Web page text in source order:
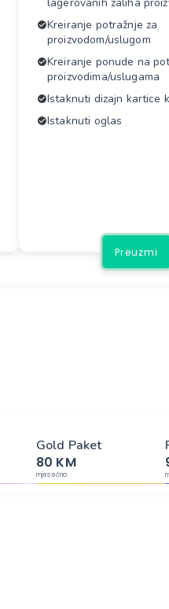
Kreiranje potražnje za
proizvodom/uslugom
Kreiranje ponude na
proizvodima/uslugama
Istaknuti dizajn kartice
Istaknuti oglas
Preuzmi
Gold Paket
80 KM
mjesečno